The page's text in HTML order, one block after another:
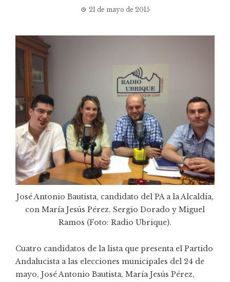
21 de mayo de 2015
José Antonio Bautista, candidato del PA a la Alcaldía,
con María Jesús Pérez, Sergio Dorado y Miguel
Ramos (Foto: Radio Ubrique).
Cuatro candidatos de la lista que presenta el Partido
Andalucista a las elecciones municipales del 24 de
mayo, José Antonio Bautista, María Jesús Pérez,